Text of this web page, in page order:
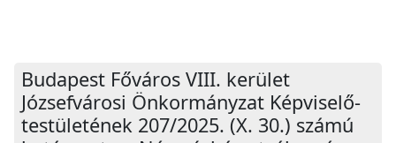
Budapest Főváros VIII. kerület
Józsefvárosi Önkormányzat Képviselő-
testületének 207/2025. (X. 30.) számú